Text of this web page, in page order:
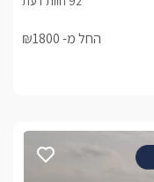
החל מ- ₪1800